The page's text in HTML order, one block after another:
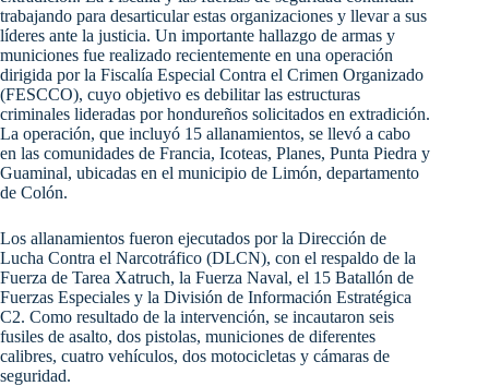
trabajando para desarticular estas organizaciones y llevar a sus
líderes ante la justicia. Un importante hallazgo de armas y
municiones fue realizado recientemente en una operación
dirigida por la Fiscalía Especial Contra el Crimen Organizado
(FESCCO), cuyo objetivo es debilitar las estructuras
criminales lideradas por hondureños solicitados en extradición.
La operación, que incluyó 15 allanamientos, se llevó a cabo
en las comunidades de Francia, Icoteas, Planes, Punta Piedra y
Guaminal, ubicadas en el municipio de Limón, departamento
de Colón.
Los allanamientos fueron ejecutados por la Dirección de
Lucha Contra el Narcotráfico (DLCN), con el respaldo de la
Fuerza de Tarea Xatruch, la Fuerza Naval, el 15 Batallón de
Fuerzas Especiales y la División de Información Estratégica
C2. Como resultado de la intervención, se incautaron seis
fusiles de asalto, dos pistolas, municiones de diferentes
calibres, cuatro vehículos, dos motocicletas y cámaras de
seguridad.